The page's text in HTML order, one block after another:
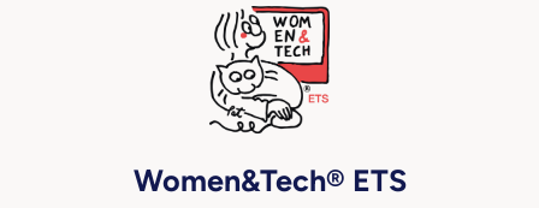
Women&Tech® ETS